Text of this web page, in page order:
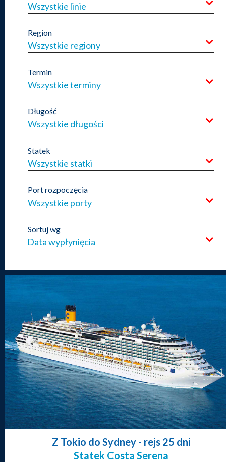
Wszystkie linie
Region
Wszystkie regiony
Termin
Wszystkie terminy
Długość
Wszystkie długości
Statek
Wszystkie statki
Port rozpoczęcia
Wszystkie porty
Sortuj wg
Z Tokio do Sydney- rejs 25 dni
Statek Costa Serena